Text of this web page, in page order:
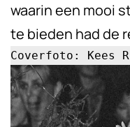
waarin een mooi
te bieden had de
Coverfoto: Kees